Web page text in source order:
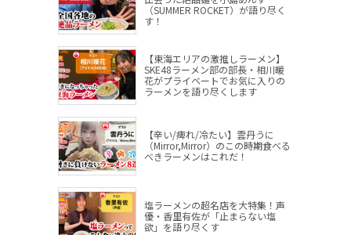
（SUMMER ROCKET）が語り尽く
す！
【東海エリアの激推しラーメン】
SKE48ラーメン部の部長・相川暖
花がプライベートでお気に入りの
ラーメンを語り尽くします
【辛い/痺れ/冷たい】雲丹うに
（Mirror,Mirror）のこの時期食べる
べきラーメンはこれだ！
塩ラーメンの超名店を大特集！声
優・香里有佐が「止まらない塩
欲」を語り尽くす